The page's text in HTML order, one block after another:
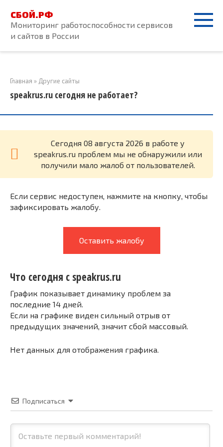
контенту
СБОЙ.РФ
Мониторинг работоспособности сервисов
и сайтов в России
Главная » Другие сайты
speakrus.ru сегодня не работает?
Cегодня 08 августа 2026 в работе у
speakrus.ru проблем мы не обнаружили или
получили мало жалоб от пользователей.
Если сервис недоступен, нажмите на кнопку, чтобы
зафиксировать жалобу.
Оставить жалобу
Что сегодня с speakrus.ru
График показывает динамику проблем за
последние 14 дней.
Если на графике виден сильный отрыв от
предыдущих значений, значит сбой массовый.
Нет данных для отображения графика.
Подписаться